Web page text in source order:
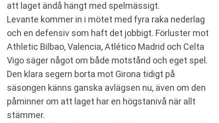
att laget ändå hängt med spelmässigt.
Levante kommer in i mötet med fyra raka nederlag
och en defensiv som haft det jobbigt. Förluster mot
Athletic Bilbao, Valencia, Atlético Madrid och Celta
Vigo säger något om både motstånd och eget spel.
Den klara segern borta mot Girona tidigt på
säsongen känns ganska avlägsen nu, även om den
påminner om att laget har en högstanivå när allt
stämmer.